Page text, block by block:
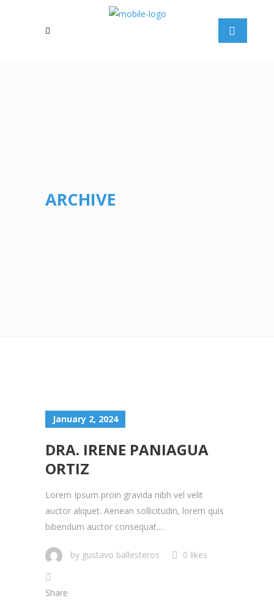
ARCHIVE
January 2, 2024
DRA. IRENE PANIAGUA
ORTIZ
Lorem Ipsum proin gravida nibh vel velit
auctor aliquet. Aenean sollicitudin, lorem quis
bibendum auctor consequat....
by gustavo ballesteros 0 likes
Share